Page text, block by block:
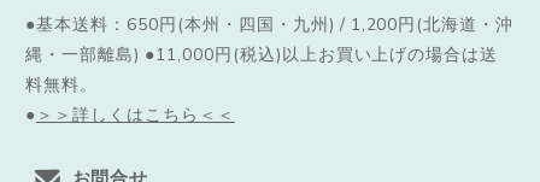
●基本送料：650円(本州・四国・九州) / 1,200円(北海道・沖
縄・一部離島) ●11,000円(税込)以上お買い上げの場合は送
料無料。
● ＞＞詳しくはこちら＜＜